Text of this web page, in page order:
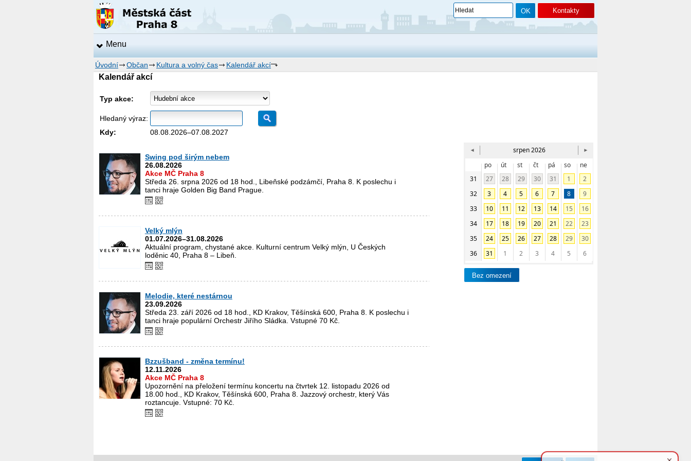
Kontakty
Menu
Úvodní Občan Kultura a volný čas Kalendář akcí
Kalendář akcí
Typ akce:
Hledaný výraz:
Kdy:
08.08.2026–07.08.2027
srpen 2026
po
út st čt pá so
ne
31
27 28 29 30 31 1
2
32
3 4 5 6 7 8
9
33
10 11 12 13 14 15
16
34
17 18 19 20 21 22
23
35
24 25 26 27 28 29
30
36
31 1 2 3 4 5 6
Swing pod širým nebem
26.08.2026
Akce MČ Praha 8
Středa 26. srpna 2026 od 18 hod., Libeňské podzámčí, Praha 8. K poslechu i
tanci hraje Golden Big Band Prague.
Velký mlýn
01.07.2026–31.08.2026
Aktuální program, chystané akce. Kulturní centrum Velký mlýn, U Českých
loděnic 40, Praha 8 – Libeň.
Melodie, které nestárnou
23.09.2026
Středa 23. září 2026 od 18 hod., KD Krakov, Těšínská 600, Praha 8. K poslechu i
tanci hraje populární Orchestr Jiřího Sládka. Vstupné 70 Kč.
Bzzušband - změna termínu!
12.11.2026
Akce MČ Praha 8
Upozornění na přeložení termínu koncertu na čtvrtek 12. listopadu 2026 od
18.00 hod., KD Krakov, Těšínská 600, Praha 8. Jazzový orchestr, který Vás
roztancuje. Vstupné: 70 Kč.